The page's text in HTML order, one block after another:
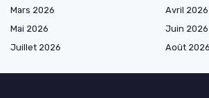
Mars 2026
Avril 2026
Mai 2026
Juin 2026
Juillet 2026
Août 2026